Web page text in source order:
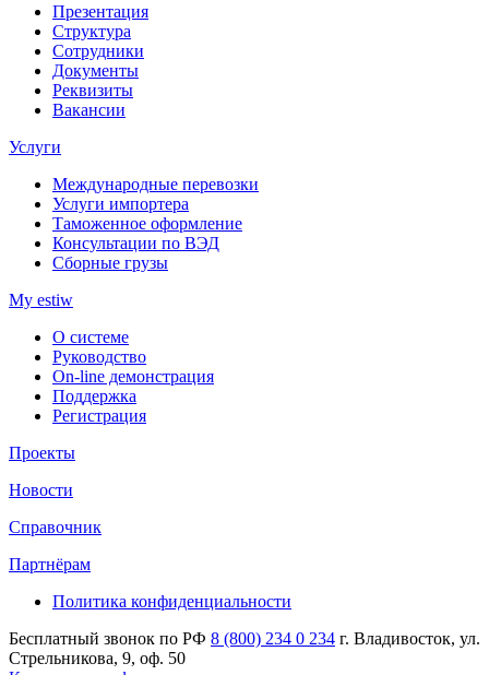
Презентация
Структура
Сотрудники
Документы
Реквизиты
Вакансии
Услуги
Международные перевозки
Услуги импортера
Таможенное оформление
Консультации по ВЭД
Сборные грузы
My estiw
О системе
Руководство
On-line демонстрация
Поддержка
Регистрация
Проекты
Новости
Справочник
Партнёрам
Политика конфиденциальности
Бесплатный звонок по РФ 8 (800) 234 0 234 г. Владивосток, ул.
Стрельникова, 9, оф. 50